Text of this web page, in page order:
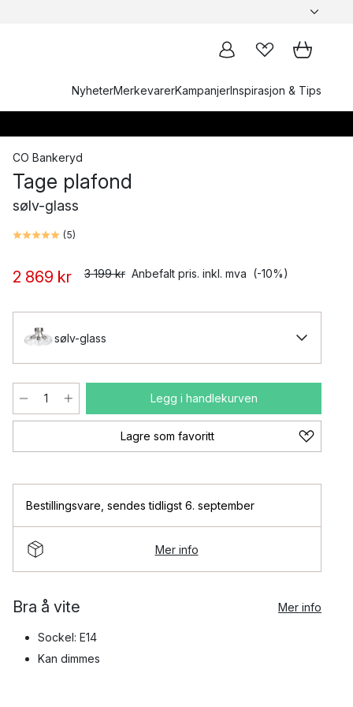
NyheterMerkevarerKampanjerInspirasjon & Tips
CO Bankeryd
Tage plafond
sølv-glass
(5)
2 869 kr 3 199 kr Anbefalt pris. inkl. mva (-10%)
sølv-glass
Legg i handlekurven
Lagre som favoritt
Bestillingsvare sendes tidligst 6. september
Mer info
Bra å vite Mer info
Sockel: E14
Kan dimmes